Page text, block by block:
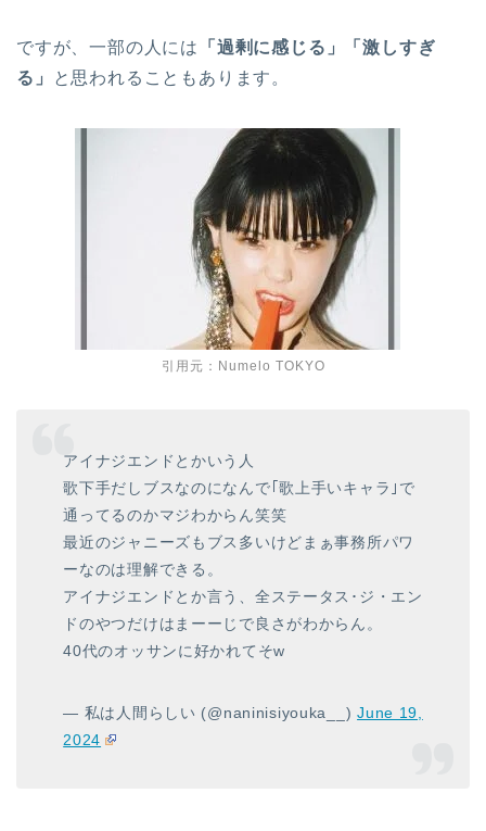
ですが、一部の人には
「過剰に感じる」「激しすぎ
る」
と思われることもあります。
引用元：Numelo TOKYO
アイナジエンドとかいう人
歌下手だしブスなのになんで｢歌上手いキャラ｣で
通ってるのかマジわからん笑笑
最近のジャニーズもブス多いけどまぁ事務所パワ
ーなのは理解できる。
アイナジエンドとか言う、全ステータス･ジ・エン
ドのやつだけはまーーじで良さがわからん。
40代のオッサンに好かれてそw
— 私は人間らしい (@naninisiyouka__)June 19,
2024